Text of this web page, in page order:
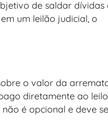
de saldar dívidas
um leilão judicial, o
o valor da
diretamente ao
é opcional e deve